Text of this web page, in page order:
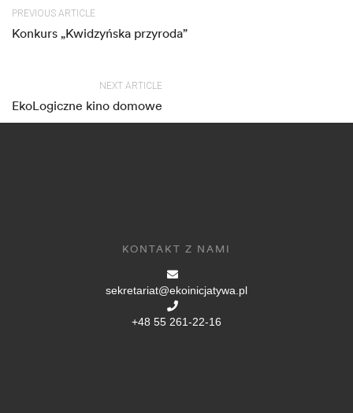
PREVIOUS ARTICLE
Konkurs „Kwidzyńska przyroda”
NEXT ARTICLE
EkoLogiczne kino domowe
KONTAKT Z NAMI
sekretariat@ekoinicjatywa.pl
+48 55 261-22-16